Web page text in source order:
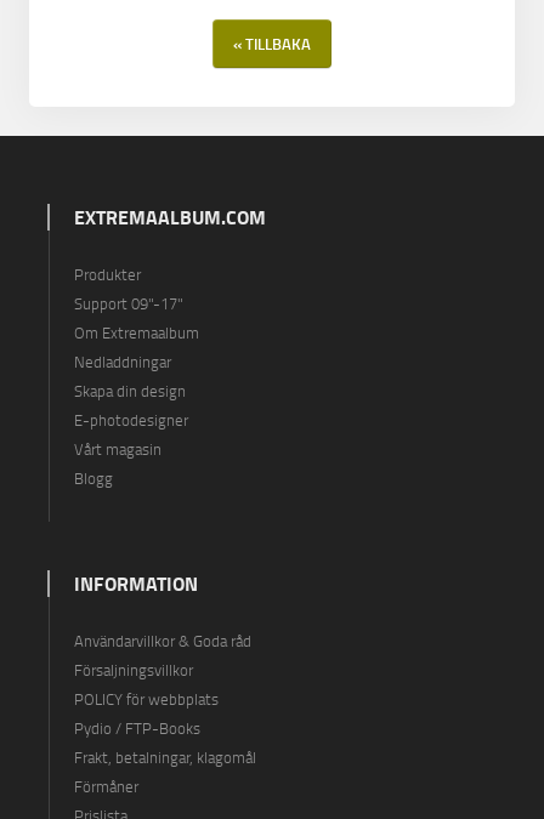
« TILLBAKA
EXTREMAALBUM.COM
Produkter
Support 09"-17"
Om Extremaalbum
Nedladdningar
Skapa din design
E-photodesigner
Vårt magasin
Blogg
INFORMATION
Användarvillkor & Goda råd
Försaljningsvillkor
POLICY för webbplats
Pydio / FTP-Books
Frakt, betalningar, klagomål
Förmåner